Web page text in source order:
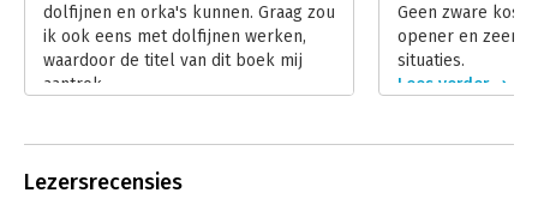
dolfijnen en orka's kunnen. Graag zou
ik ook eens met dolfijnen werken,
waardoor de titel van dit boek mij
aantrok.
Geen zware
opener en zeer
situaties.
Lees verder
Lezersrecensies